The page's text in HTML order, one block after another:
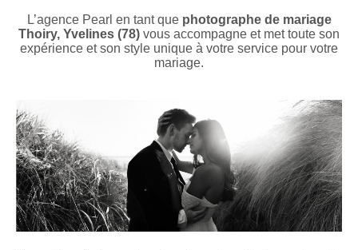
L’agence Pearl en tant que photographe de mariage
Thoiry, Yvelines (78) vous accompagne et met toute son
expérience et son style unique à votre service pour votre
mariage.